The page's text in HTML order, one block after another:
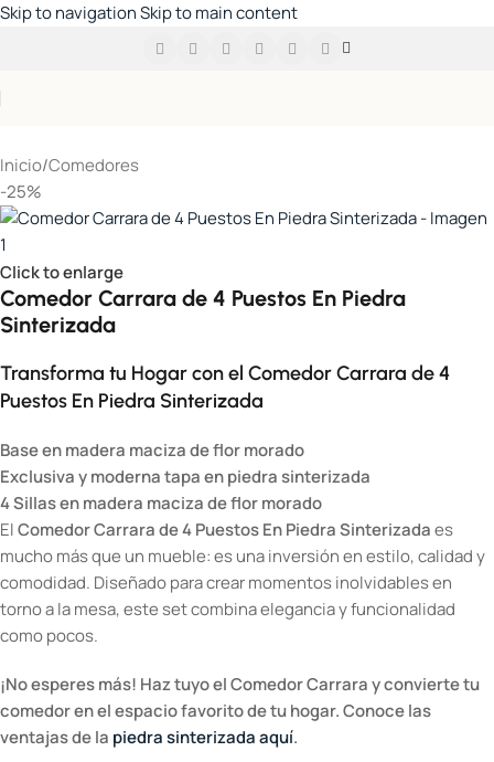
Skip to navigationSkip to main content
Inicio/Comedores
-25%
Click to enlarge
Comedor Carrara de 4 Puestos En Piedra
Sinterizada
Transforma tu Hogar con el Comedor Carrara de 4
Puestos En Piedra Sinterizada
Base en madera maciza de flor morado
Exclusiva y moderna tapa en piedra sinterizada
4 Sillasen madera maciza de flor morado
ElComedor Carrara de 4 Puestos En Piedra Sinterizadaes
mucho más que un mueble: es una inversión en estilo, calidad y
comodidad. Diseñado para crear momentos inolvidables en
torno a la mesa, este set combina elegancia y funcionalidad
como pocos.
¡No esperes más! Haz tuyo el Comedor Carrara y convierte tu
comedor en el espacio favorito de tu hogar. Conoce las
ventajas de la piedra sinterizada aquí.